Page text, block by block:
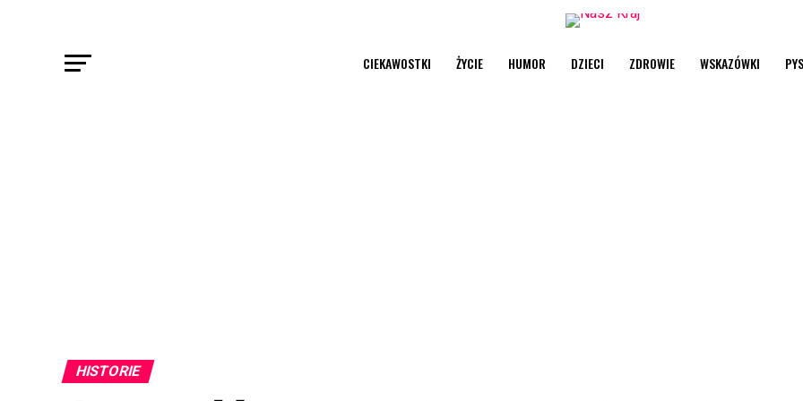
CIEKAWOSTKI ŻYCIE HUMOR DZIECI ZDROWIE WSKAZÓWKI
HISTORIE